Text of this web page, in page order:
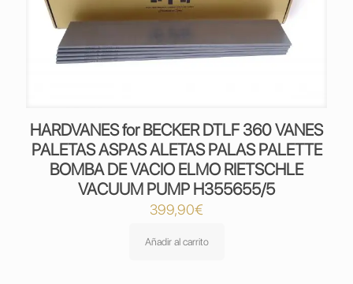
HARDVANES for BECKER DTLF 360 VANES
PALETAS ASPAS ALETAS PALAS PALETTE
BOMBA DE VACIO ELMO RIETSCHLE
VACUUM PUMP H355655/5
399,90€
Añadir al carrito